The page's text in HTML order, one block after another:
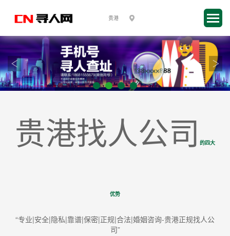
贵港找人公司 的四大
优势
“专业|安全|隐私|靠谱|保密|正规|合法|婚姻咨询-贵港正规找人公
司”